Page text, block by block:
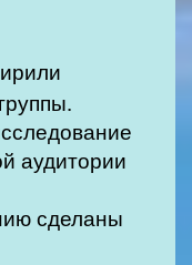
аудитории
сделаны